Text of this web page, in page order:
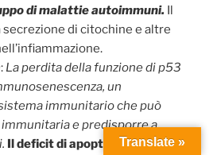
di malattie autoimmuni. Il
secrezione di citochine e altre
: La perdita della funzione di p53
un
immunitario che può
e predisporre a
Il deficit di apoptosi può essere
Translate »